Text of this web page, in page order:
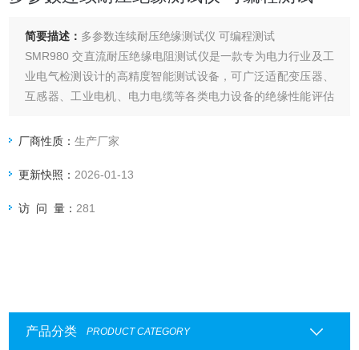
简要描述： 多参数连续耐压绝缘测试仪 可编程测试
SMR980 交直流耐压绝缘电阻测试仪是一款专为电力行业及工
业电气检测设计的高精度智能测试设备，可广泛适配变压器、
互感器、工业电机、电力电缆等各类电力设备的绝缘性能评估
高精度数显功能，能够精准评估电气设备绝缘层性能，是电力
厂商性质：生产厂家
更新快照： 2026-01-13
访 问 量： 281
产品分类 PRODUCT CATEGORY